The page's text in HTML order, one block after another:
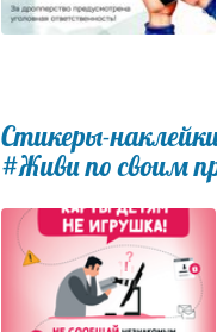
Стикеры-
#Живи по своим